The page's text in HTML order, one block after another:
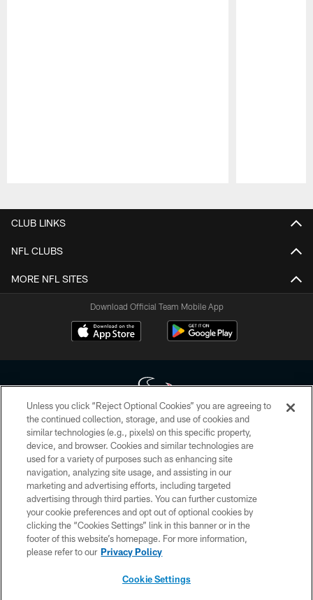
CLUB LINKS
NFL CLUBS
MORE NFL SITES
Download Official Team Mobile App
Copyright © 2026 Houston Texans. All rights reserved. No portion of
HoustonTexans.com may be duplicated, redistributed or manipulated in any
form. By accessing any information beyond this page, you agree to abide by
the HoustonTexans.com Privacy Policy, Code of Conduct, and Terms and
Conditions.
PRIVACY POLICY
ACCESSIBILITY
CONTACT US
Unless you click “Reject Optional Cookies” you are agreeing to
the continued collection, storage, and use of cookies and
similar technologies (e.g., pixels) on this specific property,
device, and browser. Cookies and similar technologies are
used for a variety of purposes such as enhancing site
navigation, analyzing site usage, and assisting in our
marketing and advertising efforts, including targeted
advertising through third parties. You can further customize
your cookie preferences and opt out of optional cookies by
clicking the “Cookies Settings” link in this banner or in the
footer of this website’s homepage. For more information,
please refer to our Privacy Policy
Cookie Settings